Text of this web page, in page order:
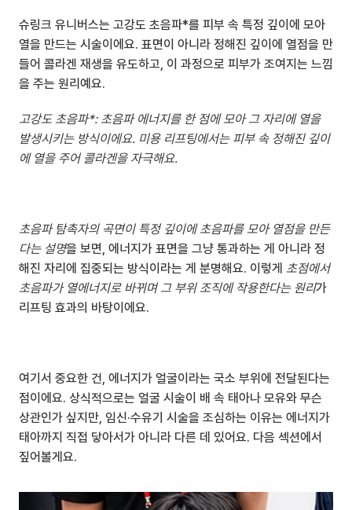
슈링크 유니버스는 고강도 초음파*를 피부 속 특정 깊이에 모아
열을 만드는 시술이에요. 표면이 아니라 정해진 깊이에 열점을 만
들어 콜라겐 재생을 유도하고, 이 과정으로 피부가 조여지는 느낌
을 주는 원리예요.
고강도 초음파*: 초음파 에너지를 한 점에 모아 그 자리에 열을
발생시키는 방식이에요. 미용 리프팅에서는 피부 속 정해진 깊이
에 열을 주어 콜라겐을 자극해요.
초음파 탐촉자의 곡면이 특정 깊이에 초음파를 모아 열점을 만든
다는 설명을 보면, 에너지가 표면을 그냥 통과하는 게 아니라 정
해진 자리에 집중되는 방식이라는 게 분명해요. 이렇게 초점에서
초음파가 열에너지로 바뀌며 그 부위 조직에 작용한다는 원리가
리프팅 효과의 바탕이에요.
여기서 중요한 건, 에너지가 얼굴이라는 국소 부위에 전달된다는
점이에요. 상식적으로는 얼굴 시술이 배 속 태아나 모유와 무슨
상관인가 싶지만, 임신·수유기 시술을 조심하는 이유는 에너지가
태아까지 직접 닿아서가 아니라 다른 데 있어요. 다음 섹션에서
짚어볼게요.